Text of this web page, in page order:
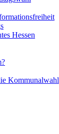
Hessen
Kommunalwahl